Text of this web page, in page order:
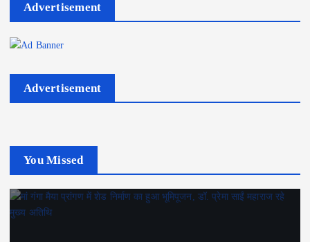
Advertisement
Advertisement
You Missed